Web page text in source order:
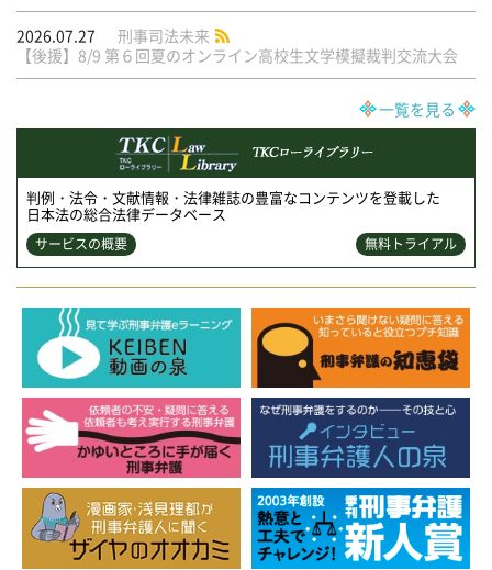
2026.07.27
刑事司法未来
【後援】8/9 第６回夏のオンライン高校生文学模擬裁判交流大会
一覧を見る
判例・法令・文献情報・法律雑誌の豊富なコンテンツを登載した
日本法の総合法律データベース
サービスの概要 無料トライアル